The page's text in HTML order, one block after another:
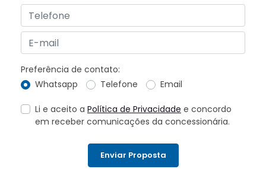
Preferência de contato:
Whatsapp
Telefone Email
Li e aceito a Política de Privacidade e concordo
em receber comunicações da concessionária.
Enviar Proposta